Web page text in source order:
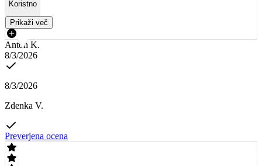
Koristno
Prikaži več
Anton K.
8/3/2026
8/3/2026
Zdenka V.
Preverjena ocena